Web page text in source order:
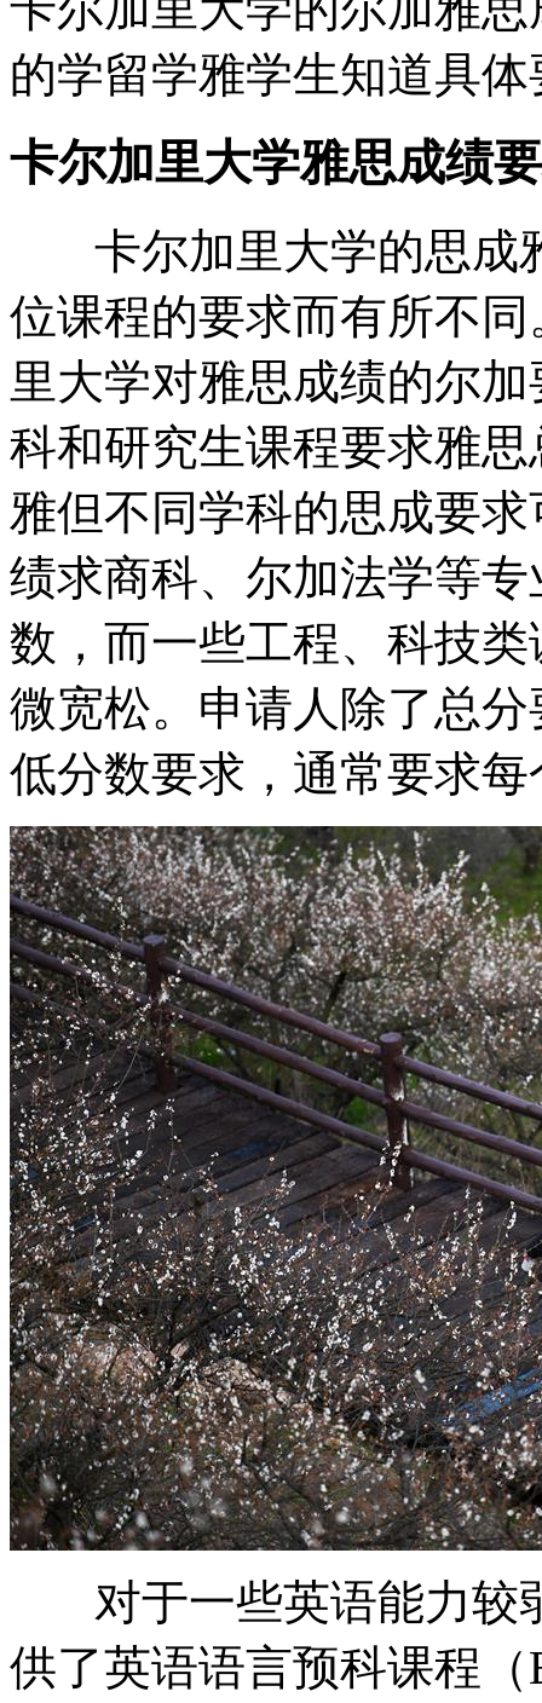
的学留学雅学生知道具
卡尔加里大学雅思成绩
卡尔加里大学的思成
位课程的要求而有所不
里大学对雅思成绩的尔
科和研究生课程要求雅
雅但不同学科的思成要
绩求商科、尔加法学等
数，而一些工程、科技
微宽松。申请人除了总
低分数要求，通常要求
对于一些英语能力较
供了英语语言预科课程